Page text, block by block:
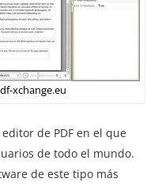
xchange.eu
de PDF en el que
de todo el mundo.
de este tipo más